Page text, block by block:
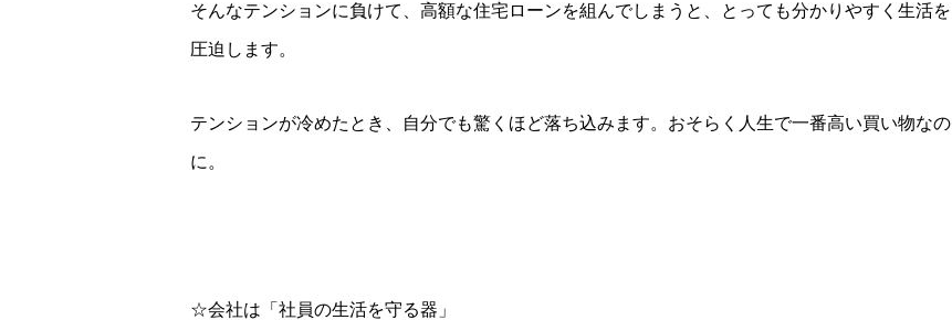
そんなテンションに負けて、高額な住宅ローンを組んでしまうと、とっても分かりやすく生活を
圧迫します。
テンションが冷めたとき、自分でも驚くほど落ち込みます。おそらく人生で一番高い買い物なの
に。
☆会社は「社員の生活を守る器」